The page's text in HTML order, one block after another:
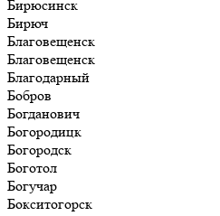
Бирюсинск
Бирюч
Благовещенск
Благовещенск
Благодарный
Бобров
Богданович
Богородицк
Богородск
Боготол
Богучар
Бокситогорск